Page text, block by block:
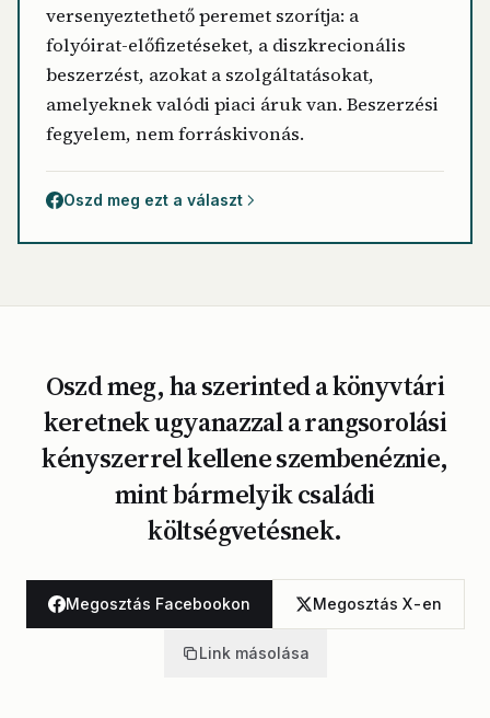
versenyeztethető peremet szorítja: a
folyóirat-előfizetéseket, a diszkrecionális
beszerzést, azokat a szolgáltatásokat,
amelyeknek valódi piaci áruk van. Beszerzési
fegyelem, nem forráskivonás.
Oszd meg ezt a választ
Oszd meg, ha szerinted a könyvtári
keretnek ugyanazzal a rangsorolási
kényszerrel kellene szembenéznie,
mint bármelyik családi
költségvetésnek.
Megosztás Facebookon Megosztás X-en
Link másolása